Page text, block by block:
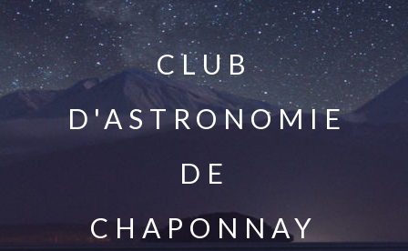
CLUB
D'ASTRONOMIE
DE
CHAPONNAY